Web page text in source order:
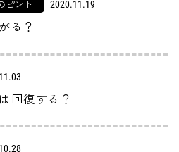
ピント 2020.11.19
る？
回復する？